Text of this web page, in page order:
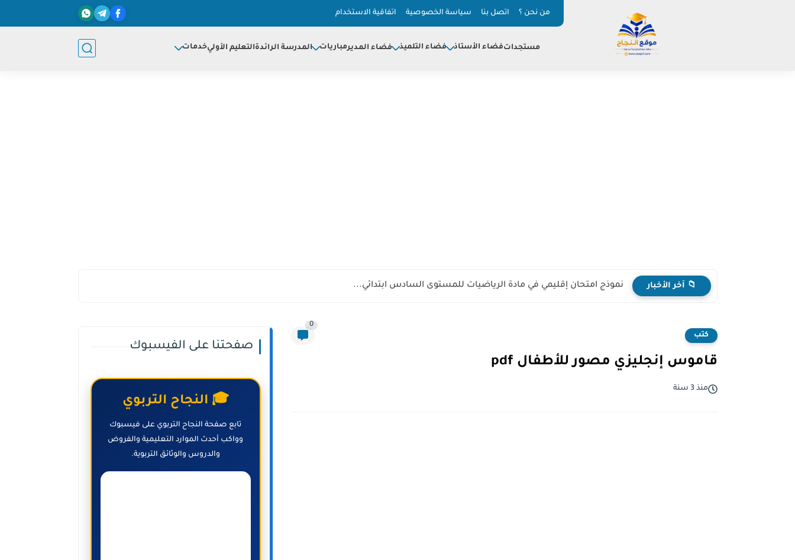
من نحن ؟ اتصل بنا سياسة الخصوصية اتفاقية الاستخدام
مستجداتفضاء الأستاذ فضاء التلميذ فضاء المديرمباريات المدرسة الرائدةالتعليم الأوليخدمات
📁 آخر الأخبار نموذج امتحان إقليمي في مادة الرياضيات للمستوى السادس ابتدائي...
كتب
0
قاموس إنجليزي مصور للأطفال pdf
منذ 3 سنة
صفحتنا على الفيسبوك
🎓 النجاح التربوي
تابع صفحة النجاح التربوي على فيسبوك
وواكب أحدث الموارد التعليمية والفروض
والدروس والوثائق التربوية.